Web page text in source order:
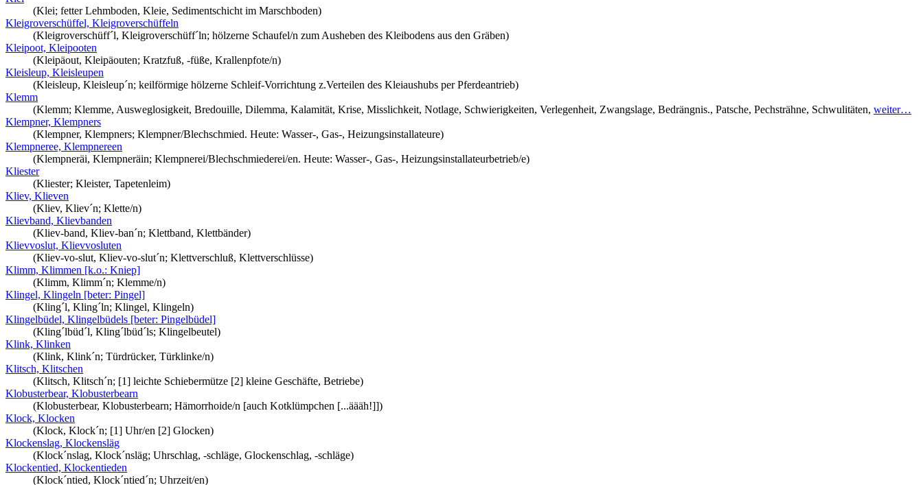
(Klei; fetter Lehmboden, Kleie, Sedimentschicht im Marschboden)
Kleigroverschüffel, Kleigroverschüffeln
(Kleigroverschüff´l, Kleigroverschüff´ln; hölzerne Schaufel/n zum Ausheben des Kleibodens aus den Gräben)
Kleipoot, Kleipooten
(Kleipäout, Kleipäouten; Kratzfuß, -füße, Krallenpfote/n)
Kleisleup, Kleisleupen
(Kleisleup, Kleisleup´n; keilförmige hölzerne Schleif-Vorrichtung z.Verteilen des Kleiaushubs per Pferdeantrieb)
Klemm
(Klemm; Klemme, Ausweglosigkeit, Bredouille, Dilemma, Kalamität, Krise, Misslichkeit, Notlage, Schwierigkeiten, Verlegenheit, Zwangslage, Bedrängnis., Patsche, Pechsträhne, Schwulitäten, weiter…
Klempner, Klempners
(Klempner, Klempners; Klempner/Blechschmied. Heute: Wasser-, Gas-, Heizungsinstallateure)
Klempneree, Klempnereen
(Klempneräi, Klempneräin; Klempnerei/Blechschmiederei/en. Heute: Wasser-, Gas-, Heizungsinstallateurbetrieb/e)
Kliester
(Kliester; Kleister, Tapetenleim)
Kliev, Klieven
(Kliev, Kliev´n; Klette/n)
Klievband, Klievbanden
(Kliev-band, Kliev-ban´n; Klettband, Klettbänder)
Klievvoslut, Klievvosluten
(Kliev-vo-slut, Kliev-vo-slut´n; Klettverschluß, Klettverschlüsse)
Klimm, Klimmen [k.o.: Kniep]
(Klimm, Klimm´n; Klemme/n)
Klingel, Klingeln [beter: Pingel]
(Kling´l, Kling´ln; Klingel, Klingeln)
Klingelbüdel, Klingelbüdels [beter: Pingelbüdel]
(Kling´lbüd´l, Kling´lbüd´ls; Klingelbeutel)
Klink, Klinken
(Klink, Klink´n; Türdrücker, Türklinke/n)
Klitsch, Klitschen
(Klitsch, Klitsch´n; [1] leichte Schiebermütze [2] kleine Geschäfte, Betriebe)
Klobusterbear, Klobusterbearn
(Klobusterbear, Klobusterbearn; Hämorrhoide/n [auch Kotklümpchen [...äääh!]])
Klock, Klocken
(Klock, Klock´n; [1] Uhr/en [2] Glocken)
Klockenslag, Klockensläg
(Klock´nslag, Klock´nsläg; Uhrschlag, -schläge, Glockenschlag, -schläge)
Klockentied, Klockentieden
(Klock´ntied, Klock´ntied´n; Uhrzeit/en)